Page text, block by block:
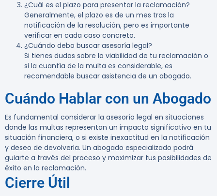
¿Cuál es el plazo para presentar la reclamación?
Generalmente, el plazo es de un mes tras la
notificación de la resolución, pero es importante
verificar en cada caso concreto.
¿Cuándo debo buscar asesoría legal?
Si tienes dudas sobre la viabilidad de tu reclamación o
si la cuantía de la multa es considerable, es
recomendable buscar asistencia de un abogado.
Cuándo Hablar con un Abogado
Es fundamental considerar la asesoría legal en situaciones
donde las multas representan un impacto significativo en tu
situación financiera, o si existe inexactitud en la notificación
y deseo de devolverla. Un abogado especializado podrá
guiarte a través del proceso y maximizar tus posibilidades de
éxito en la reclamación.
Cierre Útil